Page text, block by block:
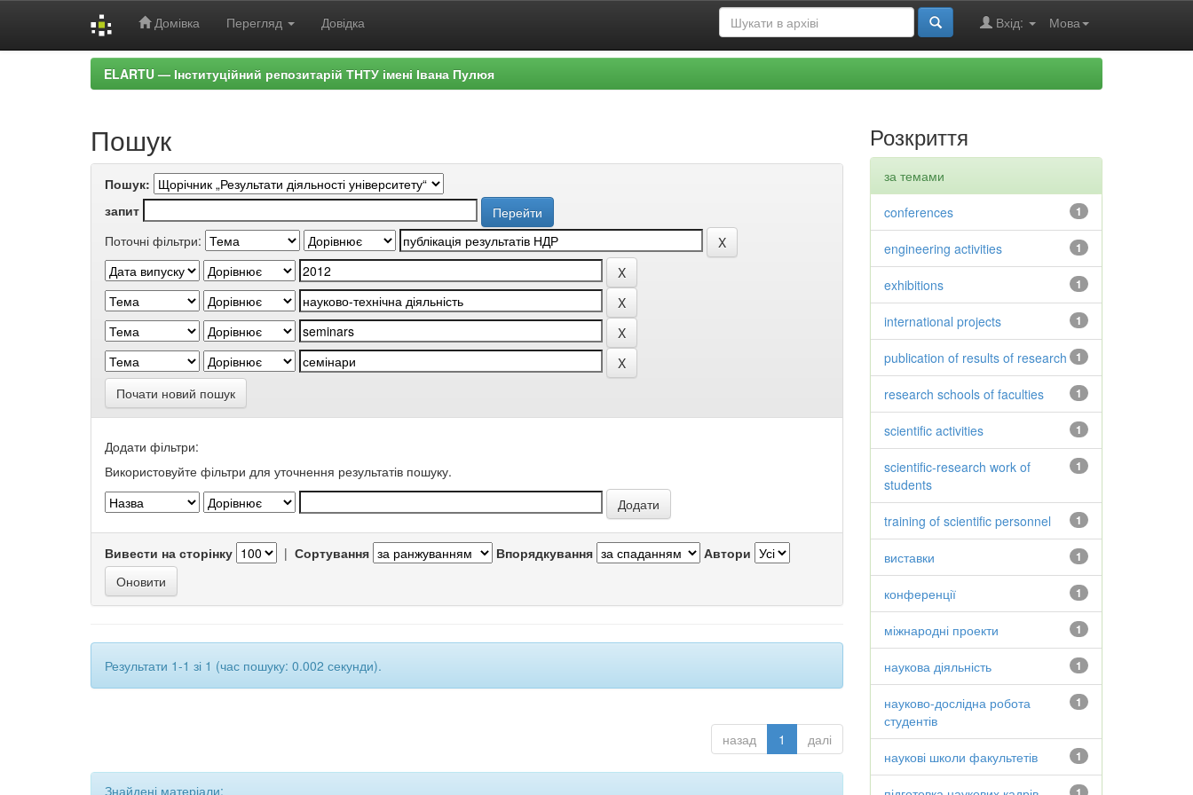
Домівка Перегляд Довідка Мова
Вхід:
ELARTU — Інституційний репозитарій ТНТУ імені Івана Пулюя
Пошук
Пошук:
запит
Поточні фільтри:
Почати новий пошук
Додати фільтри:
Використовуйте фільтри для уточнення результатів пошуку.
Вивести на сторінку | Сортування Впорядкування Автори
Результати 1-1 зі 1 (час пошуку: 0.002 секунди).
назад 1 далі
Знайдені матеріали:
Розкриття
за темами
1
conferences
1
engineering activities
1
exhibitions
1
international projects
1
publication of results of research
1
research schools of faculties
1
scientific activities
1
scientific-research work of
students
1
training of scientific personnel
1
виставки
1
конференції
1
міжнародні проекти
1
наукова діяльність
1
науково-дослідна робота
студентів
1
наукові школи факультетів